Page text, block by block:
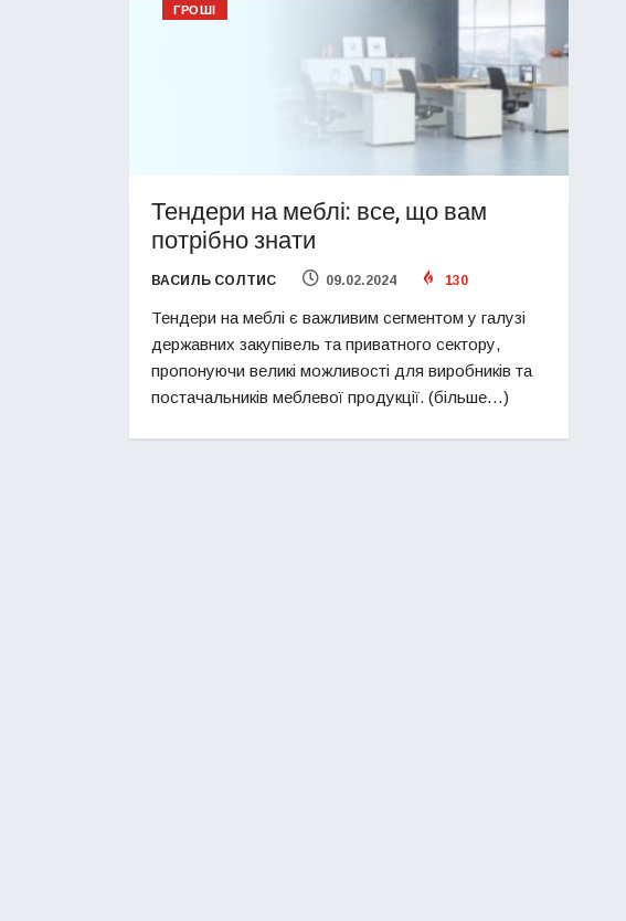
ГРОШІ
Тендери на меблі: все, що вам
потрібно знати
ВАСИЛЬ СОЛТИС 09.02.2024 130
Тендери на меблі є важливим сегментом у галузі
державних закупівель та приватного сектору,
пропонуючи великі можливості для виробників та
постачальників меблевої продукції. (більше…)